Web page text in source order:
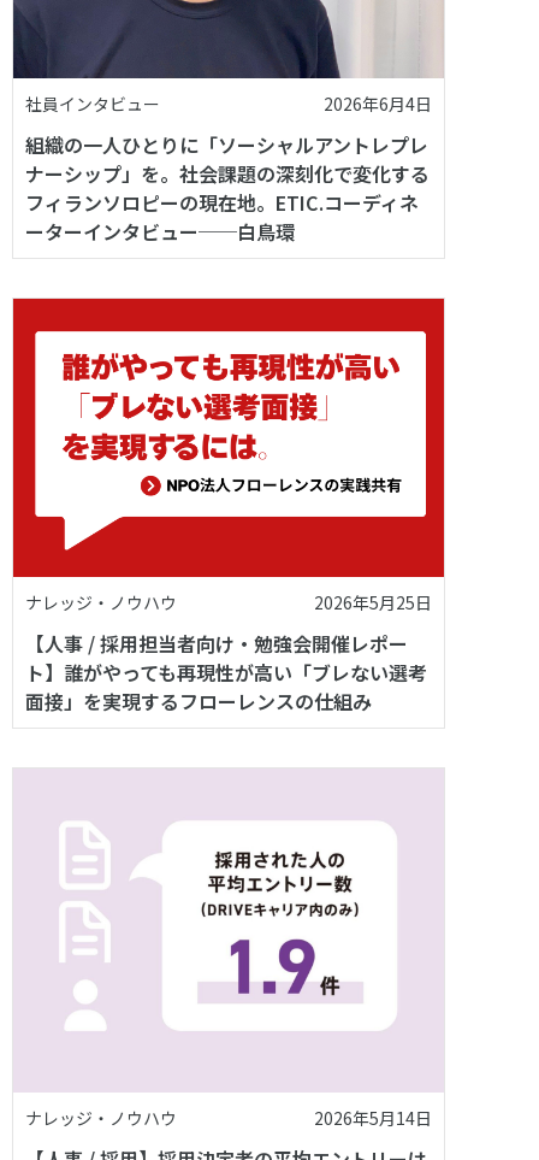
社員インタビュー 2026年6月4日
組織の一人ひとりに「ソーシャルアントレプレ
ナーシップ」を。社会課題の深刻化で変化する
フィランソロピーの現在地。ETIC.コーディネ
ーターインタビュー──白鳥環
ナレッジ・ノウハウ 2026年5月25日
【人事 / 採用担当者向け・勉強会開催レポー
ト】誰がやっても再現性が高い「ブレない選考
面接」を実現するフローレンスの仕組み
ナレッジ・ノウハウ 2026年5月14日